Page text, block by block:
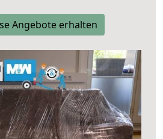
Angebote erhalten